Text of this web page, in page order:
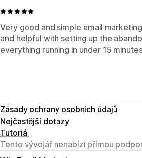
Very good and simple email
and helpful with setting up the
everything running in under 15
Zásady ochrany osobních údajů
Nejčastější dotazy
Tutoriál
Tento vývojář nenabízí přímou